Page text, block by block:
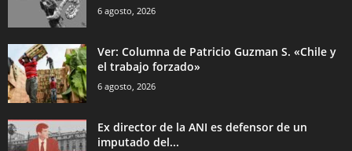
6 agosto, 2026
Ver: Columna de Patricio Guzman S. «Chile y
el trabajo forzado»
6 agosto, 2026
Ex director de la ANI es defensor de un
imputado del...